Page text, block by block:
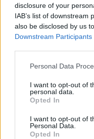
disclosure of your
IAB’s list of downstream
also be disclosed by us
Downstream Participants
Personal Data
I want to opt-out of
personal data.
Opted In
I want to opt-out of
Personal Data.
Opted In
adecentado parte de la
la familia Roldán Pérez
en los mínimos